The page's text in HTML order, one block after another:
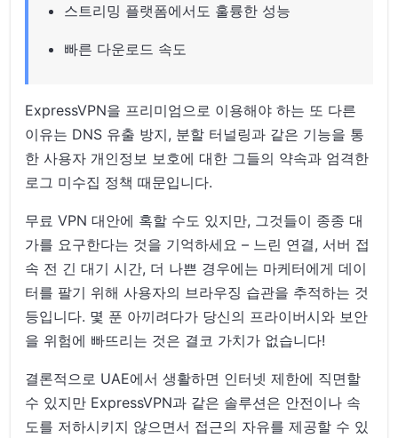
스트리밍 플랫폼에서도 훌륭한 성능
빠른 다운로드 속도
ExpressVPN을 프리미엄으로 이용해야 하는 또 다른
이유는 DNS 유출 방지, 분할 터널링과 같은 기능을 통
한 사용자 개인정보 보호에 대한 그들의 약속과 엄격한
로그 미수집 정책 때문입니다.
무료 VPN 대안에 혹할 수도 있지만, 그것들이 종종 대
가를 요구한다는 것을 기억하세요 – 느린 연결, 서버 접
속 전 긴 대기 시간, 더 나쁜 경우에는 마케터에게 데이
터를 팔기 위해 사용자의 브라우징 습관을 추적하는 것
등입니다. 몇 푼 아끼려다가 당신의 프라이버시와 보안
을 위험에 빠뜨리는 것은 결코 가치가 없습니다!
결론적으로 UAE에서 생활하면 인터넷 제한에 직면할
수 있지만 ExpressVPN과 같은 솔루션은 안전이나 속
도를 저하시키지 않으면서 접근의 자유를 제공할 수 있